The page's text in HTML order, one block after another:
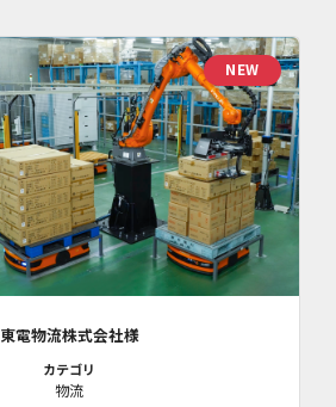
NEW
東電物流株式会社様
カテゴリ
物流